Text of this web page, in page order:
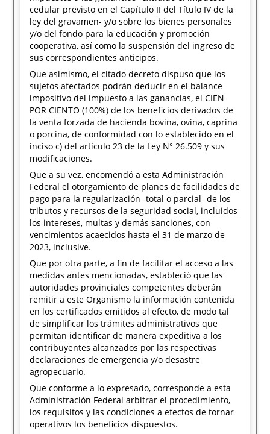
cedular previsto en el Capítulo II del Título IV de la
ley del gravamen- y/o sobre los bienes personales
y/o del fondo para la educación y promoción
cooperativa, así como la suspensión del ingreso de
sus correspondientes anticipos.
Que asimismo, el citado decreto dispuso que los
sujetos afectados podrán deducir en el balance
impositivo del impuesto a las ganancias, el CIEN
POR CIENTO (100%) de los beneficios derivados de
la venta forzada de hacienda bovina, ovina, caprina
o porcina, de conformidad con lo establecido en el
inciso c) del artículo 23 de la Ley N° 26.509 y sus
modificaciones.
Que a su vez, encomendó a esta Administración
Federal el otorgamiento de planes de facilidades de
pago para la regularización -total o parcial- de los
tributos y recursos de la seguridad social, incluidos
los intereses, multas y demás sanciones, con
vencimientos acaecidos hasta el 31 de marzo de
2023, inclusive.
Que por otra parte, a fin de facilitar el acceso a las
medidas antes mencionadas, estableció que las
autoridades provinciales competentes deberán
remitir a este Organismo la información contenida
en los certificados emitidos al efecto, de modo tal
de simplificar los trámites administrativos que
permitan identificar de manera expeditiva a los
contribuyentes alcanzados por las respectivas
declaraciones de emergencia y/o desastre
agropecuario.
Que conforme a lo expresado, corresponde a esta
Administración Federal arbitrar el procedimiento,
los requisitos y las condiciones a efectos de tornar
operativos los beneficios dispuestos.